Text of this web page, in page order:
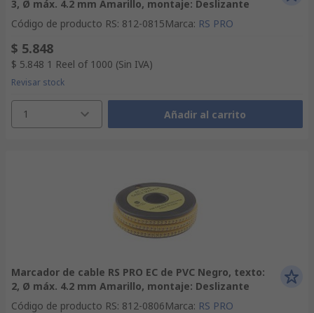
3, Ø máx. 4.2 mm Amarillo, montaje: Deslizante
Código de producto RS: 812-0815Marca: RS PRO
$ 5.848
$ 5.848 1 Reel of 1000 (Sin IVA)
Revisar stock
1 Añadir al carrito
Marcador de cable RS PRO EC de PVC Negro, texto:
2, Ø máx. 4.2 mm Amarillo, montaje: Deslizante
Código de producto RS: 812-0806Marca: RS PRO